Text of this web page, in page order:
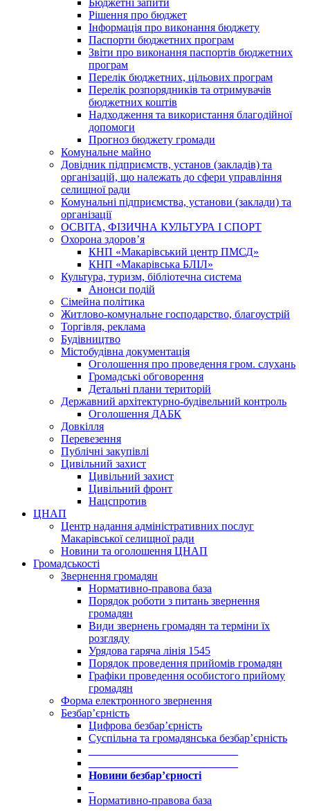
Бюджетні запити
Рішення про бюджет
Інформація про виконання бюджету
Паспорти бюджетних програм
Звіти про виконання паспортів бюджетних
програм
Перелік бюджетних, цільових програм
Перелік розпорядників та отримувачів
бюджетних коштів
Надходження та використання благодійної
допомоги
Прогноз бюджету громади
Комунальне майно
Довідник підприємств, установ (закладів) та
організацій, що належать до сфери управління
селищної ради
Комунальні підприємства, установи (заклади) та
організації
ОСВІТА, ФІЗИЧНА КУЛЬТУРА І СПОРТ
Охорона здоров’я
КНП «Макарівський центр ПМСД»
КНП «Макарівська БЛІЛ»
Культура, туризм, бібліотечна система
Анонси подій
Сімейна політика
Житлово-комунальне господарство, благоустрій
Торгівля, реклама
Будівництво
Містобудівна документація
Оголошення про проведення гром. слухань
Громадські обговорення
Детальні плани територій
Державний архітектурно-будівельний контроль
Оголошення ДАБК
Довкілля
Перевезення
Публічні закупівлі
Цивільний захист
Цивільний захист
Цивільний фронт
Нацспротив
ЦНАП
Центр надання адміністративних послуг
Макарівської селищної ради
Новини та оголошення ЦНАП
Громадськості
Звернення громадян
Нормативно-правова база
Порядок роботи з питань звернення
громадян
Види звернень громадян та терміни їх
розгляду
Урядова гаряча лінія 1545
Порядок проведення прийомів громадян
Графіки проведення особистого прийому
громадян
Форма електронного звернення
Безбар’єрність
Цифрова безбар’єрність
Суспільна та громадянська безбар’єрність
Новини безбар’єрності
Нормативно-правова база